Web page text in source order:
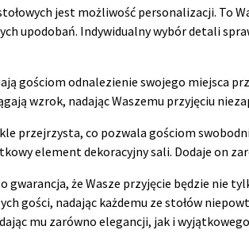
jest możliwość personalizacji. To
upodobań. Indywidualny wybór detali
gościom odnalezienie swojego miejsca
wzrok, nadając Waszemu przyjęciu
przejrzysta, co pozwala gościom
element dekoracyjny sali. Dodaje on
gwarancja, że Wasze przyjęcie będzie nie
gości, nadając każdemu ze stołów
mu zarówno elegancji, jak i